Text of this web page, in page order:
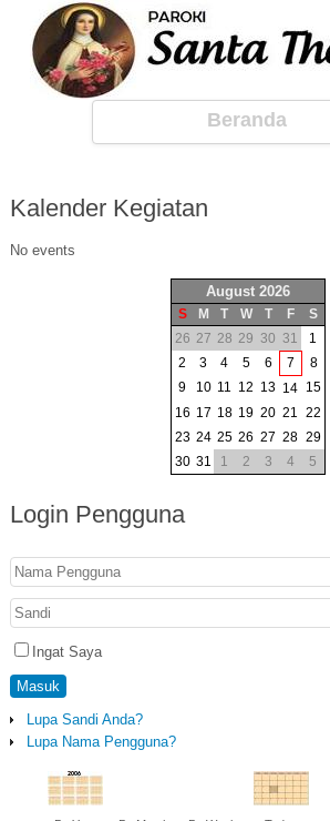
Beranda
Kalender Kegiatan
No events
August 2026
S M T W T F
S
26 27 28 29 30 31
1
2
3 4 5 6 7
8
9
10 11 12 13 14 15
16 17 18 19 20 21 22
23 24 25 26 27 28 29
30 31 1 2 3 4 5
Login Pengguna
Ingat Saya
Masuk
Lupa Sandi Anda?
Lupa Nama Pengguna?